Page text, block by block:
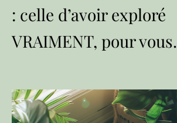
: celle d’avoir exploré
VRAIMENT, pour vous.